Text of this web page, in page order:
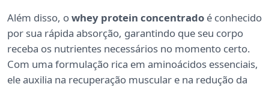
Além disso, owhey protein concentrado é conhecido
por sua rápida absorção, garantindo que seu corpo
receba os nutrientes necessários no momento certo.
Com uma formulação rica em aminoácidos essenciais,
ele auxilia na recuperação muscular e na redução da